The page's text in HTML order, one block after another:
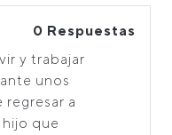
0 Respuestas
y trabajar
unos
regresar a
hijo que